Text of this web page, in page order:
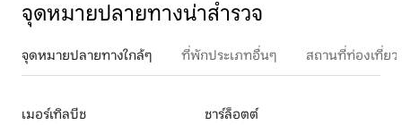
จุดหมายปลายทางน่าสำรวจ
จุดหมายปลายทางใกล้ๆ ที่พักประเภทอื่นๆ สถานที่ท่องเที่ย
เมอร์เทิลบีช
ชาร์ล็อตต์